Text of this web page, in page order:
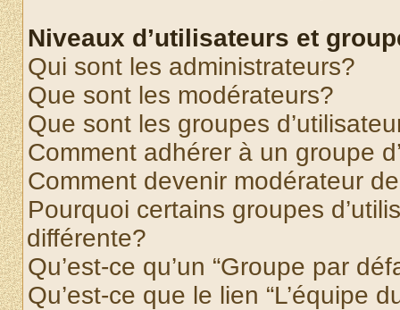
Niveaux d’utilisateurs et
Qui sont les administrateurs?
Que sont les modérateurs?
Que sont les groupes
Comment adhérer à un groupe
Comment devenir modérateur
Pourquoi certains groupes
différente?
Qu’est-ce qu’un “Groupe par
Qu’est-ce que le lien “L’équipe